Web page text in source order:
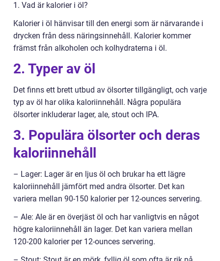
1. Vad är kalorier i öl?
Kalorier i öl hänvisar till den energi som är närvarande i
drycken från dess näringsinnehåll. Kalorier kommer
främst från alkoholen och kolhydraterna i öl.
2. Typer av öl
Det finns ett brett utbud av ölsorter tillgängligt, och varje
typ av öl har olika kaloriinnehåll. Några populära
ölsorter inkluderar lager, ale, stout och IPA.
3. Populära ölsorter och deras
kaloriinnehåll
– Lager: Lager är en ljus öl och brukar ha ett lägre
kaloriinnehåll jämfört med andra ölsorter. Det kan
variera mellan 90-150 kalorier per 12-ounces servering.
– Ale: Ale är en överjäst öl och har vanligtvis en något
högre kaloriinnehåll än lager. Det kan variera mellan
120-200 kalorier per 12-ounces servering.